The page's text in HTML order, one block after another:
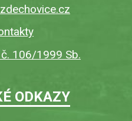
106/1999 Sb.
ODKAZY